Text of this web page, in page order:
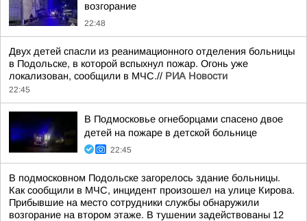
возгорание
22:48
Двух детей спасли из реанимационного отделения больницы
в Подольске, в которой вспыхнул пожар. Огонь уже
локализован, сообщили в МЧС.// РИА Новости
22:45
В Подмосковье огнеборцами спасено двое
детей на пожаре в детской больнице
22:45
В подмосковном Подольске загорелось здание больницы.
Как сообщили в МЧС, инцидент произошел на улице Кирова.
Прибывшие на место сотрудники службы обнаружили
возгорание на втором этаже. В тушении задействованы 12